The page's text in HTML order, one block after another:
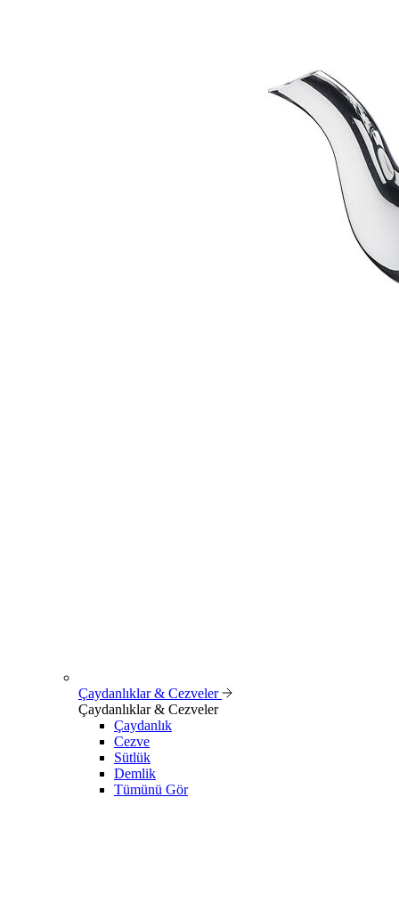
Çaydanlıklar & Cezveler
Çaydanlıklar & Cezveler
Çaydanlık
Cezve
Sütlük
Demlik
Tümünü Gör